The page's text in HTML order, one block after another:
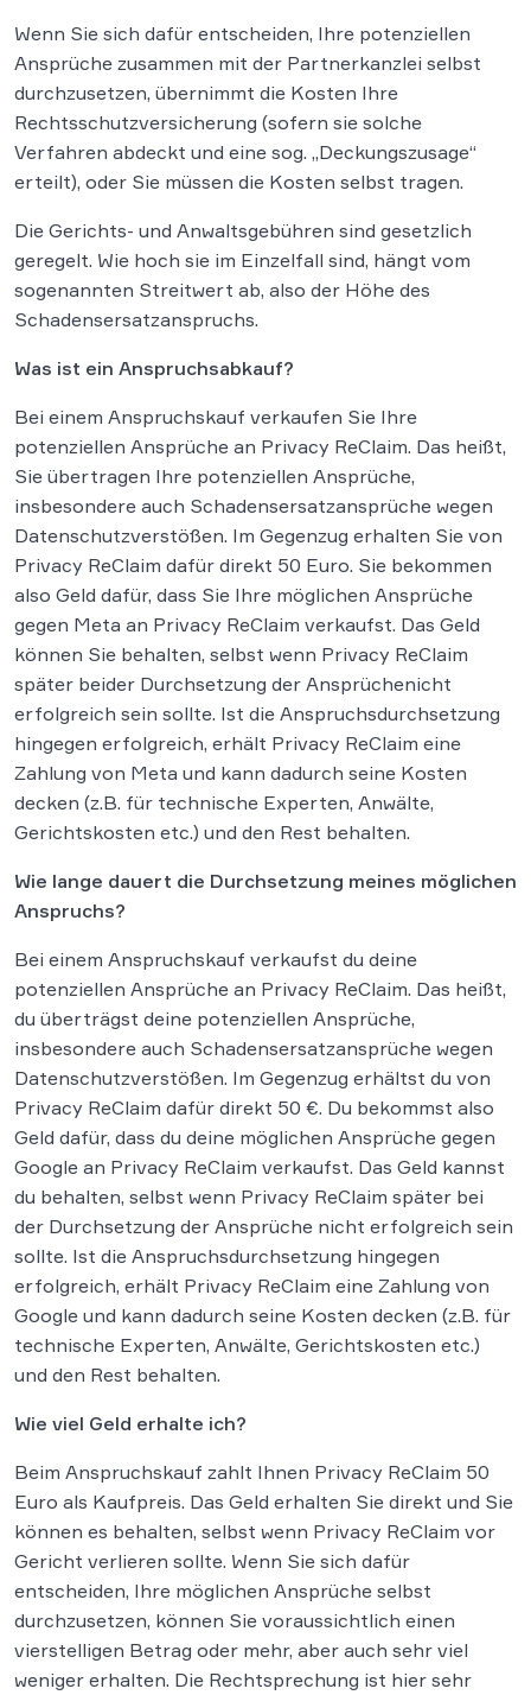
Wenn Sie sich dafür entscheiden, Ihre potenziellen
Ansprüche zusammen mit der Partnerkanzlei selbst
durchzusetzen, übernimmt die Kosten Ihre
Rechtsschutzversicherung (sofern sie solche
Verfahren abdeckt und eine sog. „Deckungszusage“
erteilt), oder Sie müssen die Kosten selbst tragen.
Die Gerichts- und Anwaltsgebühren sind gesetzlich
geregelt. Wie hoch sie im Einzelfall sind, hängt vom
sogenannten Streitwert ab, also der Höhe des
Schadensersatzanspruchs.
Was ist ein Anspruchsabkauf?
Bei einem Anspruchskauf verkaufen Sie Ihre
potenziellen Ansprüche an Privacy ReClaim. Das heißt,
Sie übertragen Ihre potenziellen Ansprüche,
insbesondere auch Schadensersatzansprüche wegen
Datenschutzverstößen. Im Gegenzug erhalten Sie von
Privacy ReClaim dafür direkt 50 Euro. Sie bekommen
also Geld dafür, dass Sie Ihre möglichen Ansprüche
gegen Meta an Privacy ReClaim verkaufst. Das Geld
können Sie behalten, selbst wenn Privacy ReClaim
später beider Durchsetzung der Ansprüchenicht
erfolgreich sein sollte. Ist die Anspruchsdurchsetzung
hingegen erfolgreich, erhält Privacy ReClaim eine
Zahlung von Meta und kann dadurch seine Kosten
decken (z.B. für technische Experten, Anwälte,
Gerichtskosten etc.) und den Rest behalten.
Wie lange dauert die Durchsetzung meines möglichen
Anspruchs?
Bei einem Anspruchskauf verkaufst du deine
potenziellen Ansprüche an Privacy ReClaim. Das heißt,
du überträgst deine potenziellen Ansprüche,
insbesondere auch Schadensersatzansprüche wegen
Datenschutzverstößen. Im Gegenzug erhältst du von
Privacy ReClaim dafür direkt 50 €. Du bekommst also
Geld dafür, dass du deine möglichen Ansprüche gegen
Google an Privacy ReClaim verkaufst. Das Geld kannst
du behalten, selbst wenn Privacy ReClaim später bei
der Durchsetzung der Ansprüche nicht erfolgreich sein
sollte. Ist die Anspruchsdurchsetzung hingegen
erfolgreich, erhält Privacy ReClaim eine Zahlung von
Google und kann dadurch seine Kosten decken (z.B. für
technische Experten, Anwälte, Gerichtskosten etc.)
und den Rest behalten.
Wie viel Geld erhalte ich?
Beim Anspruchskauf zahlt Ihnen Privacy ReClaim 50
Euro als Kaufpreis. Das Geld erhalten Sie direkt und Sie
können es behalten, selbst wenn Privacy ReClaim vor
Gericht verlieren sollte. Wenn Sie sich dafür
entscheiden, Ihre möglichen Ansprüche selbst
durchzusetzen, können Sie voraussichtlich einen
vierstelligen Betrag oder mehr, aber auch sehr viel
weniger erhalten. Die Rechtsprechung ist hier sehr